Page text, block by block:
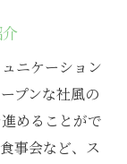
ニケーション
プンな社風の
めることがで
事会など、ス